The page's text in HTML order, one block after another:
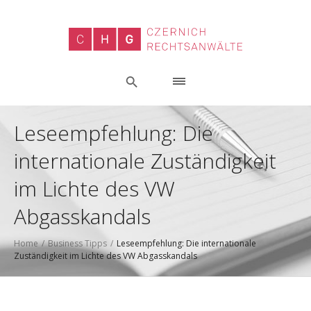
Leseempfehlung: Die
internationale Zuständigkeit
im Lichte des VW
Abgasskandals
Home /Business Tipps / Leseempfehlung: Die internationale
Zuständigkeit im Lichte des VW Abgasskandals